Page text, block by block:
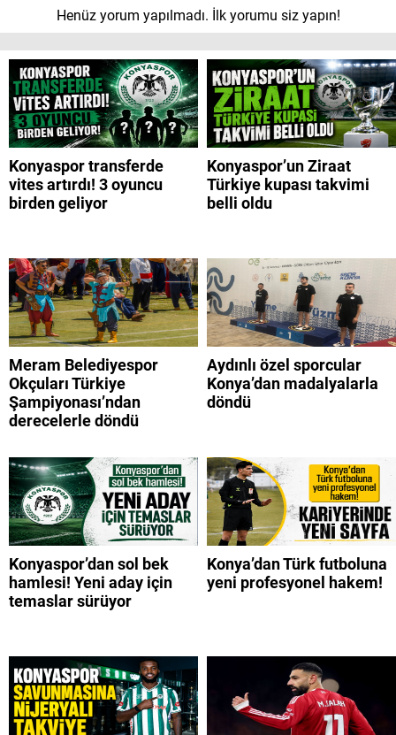
Henüz yorum yapılmadı. İlk yorumu siz yapın!
Konyaspor transferde
vites artırdı! 3 oyuncu
birden geliyor
Konyaspor’un Ziraat
Türkiye kupası takvimi
belli oldu
Meram Belediyespor
Okçuları Türkiye
Şampiyonası’ndan
derecelerle döndü
Aydınlı özel sporcular
Konya’dan madalyalarla
döndü
Konyaspor’dan sol bek
hamlesi! Yeni aday için
temaslar sürüyor
Konya’dan Türk futboluna
yeni profesyonel hakem!